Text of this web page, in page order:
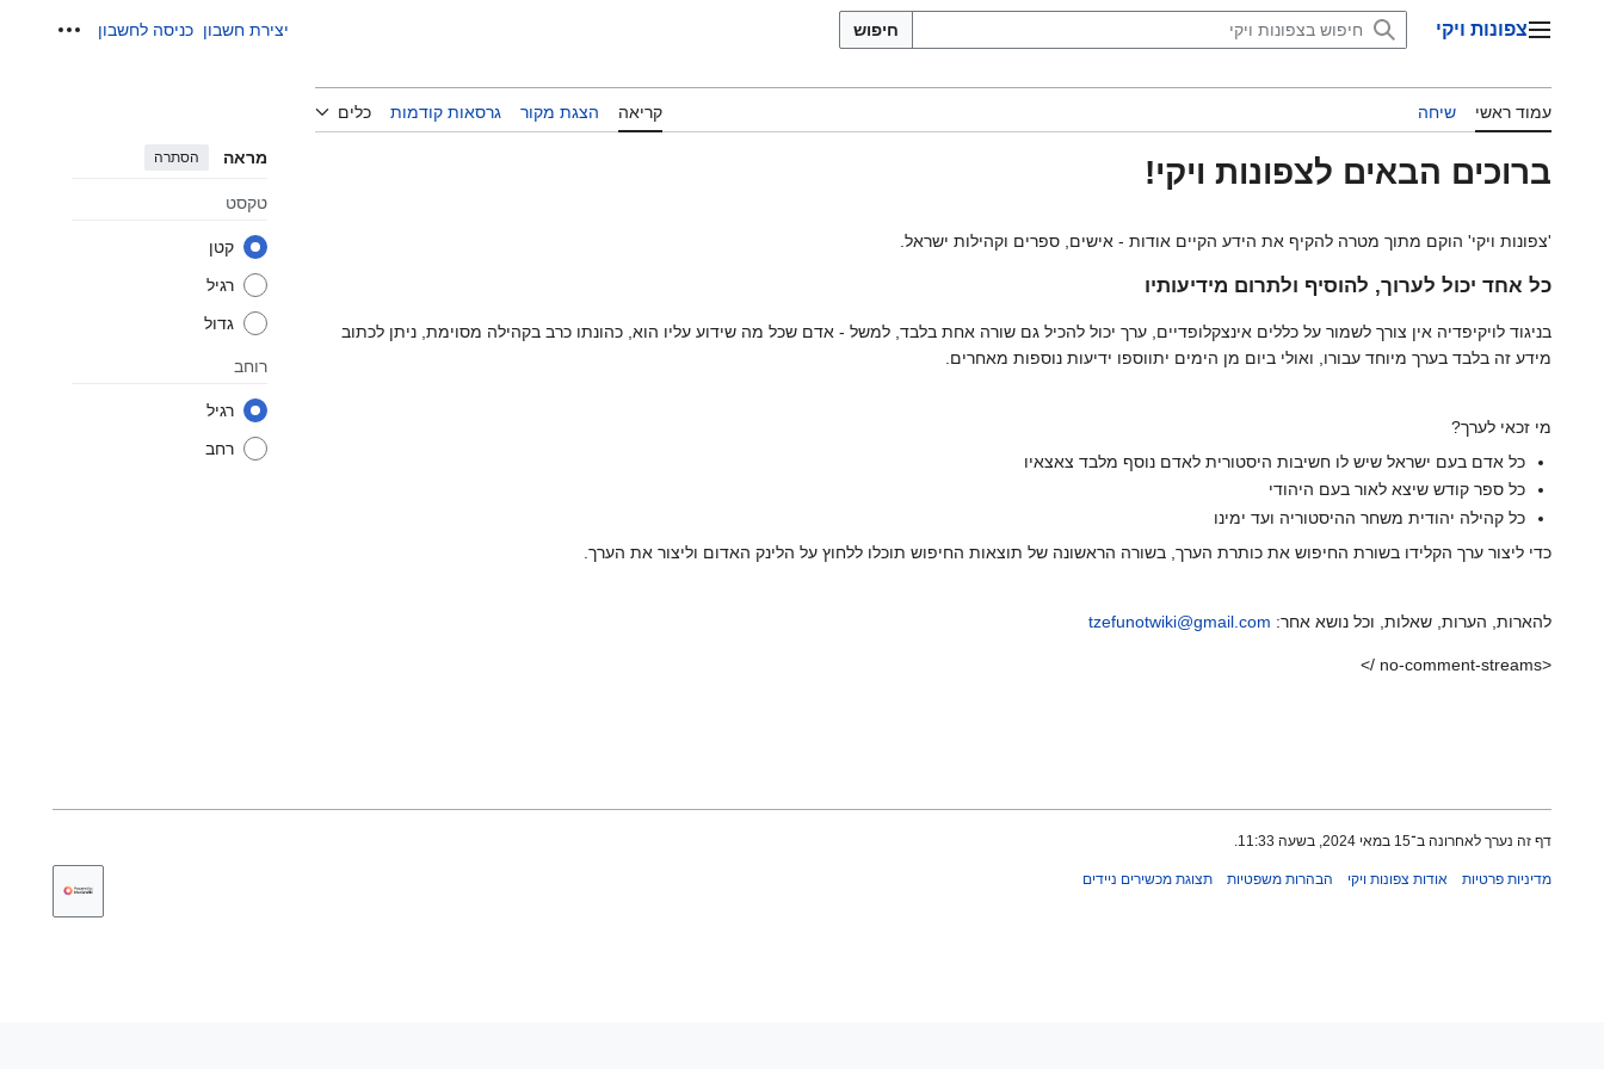
תפריט ראשיצפונות ויקי חיפוש יצירת חשבון כניסה לחשבוןכלים אישיים
עמוד ראשי שיחה קריאה הצגת מקור גרסאות קודמות כלים
מראה הסתרה
טקסט
קטן
רגיל
גדול
רוחב
רגיל
רחב
ברוכים הבאים לצפונות ויקי!
'צפונות ויקי' הוקם מתוך מטרה להקיף את הידע הקיים אודות - אישים, ספרים וקהילות ישראל.
כל אחד יכול לערוך, להוסיף ולתרום מידיעותיו
בניגוד לויקיפדיה אין צורך לשמור על כללים אינצקלופדיים, ערך יכול להכיל גם שורה אחת בלבד, למשל - אדם שכל מה שידוע עליו הוא, כהונתו כרב בקהילה מסוימת, ניתן לכתוב
מידע זה בלבד בערך מיוחד עבורו, ואולי ביום מן הימים יתווספו ידיעות נוספות מאחרים.
מי זכאי לערך?
כל אדם בעם ישראל שיש לו חשיבות היסטורית לאדם נוסף מלבד צאצאיו
כל ספר קודש שיצא לאור בעם היהודי
כל קהילה יהודית משחר ההיסטוריה ועד ימינו
כדי ליצור ערך הקלידו בשורת החיפוש את כותרת הערך, בשורה הראשונה של תוצאות החיפוש תוכלו ללחוץ על הלינק האדום וליצור את הערך.
להארות, הערות, שאלות, וכל נושא אחר: tzefunotwiki@gmail.com
<no-comment-streams />
דף זה נערך לאחרונה ב־15 במאי 2024, בשעה 11:33.
מדיניות פרטיות אודות צפונות ויקי הבהרות משפטיות תצוגת מכשירים ניידים